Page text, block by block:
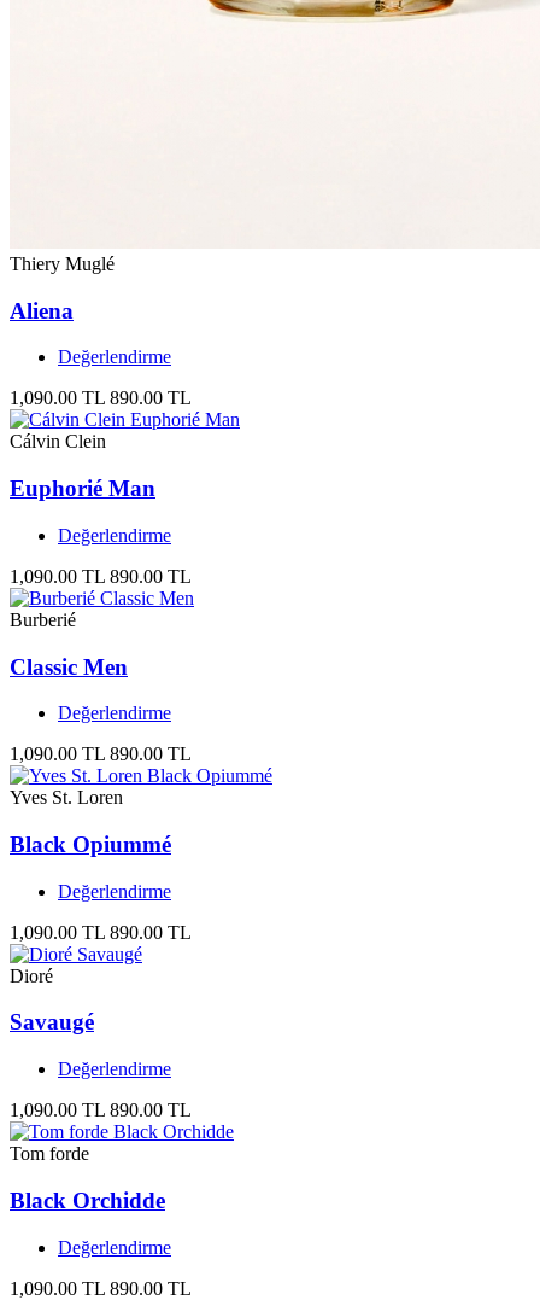
Thiery Muglé
Aliena
Değerlendirme
1,090.00 TL 890.00 TL
Cálvin Clein
Euphorié Man
Değerlendirme
1,090.00 TL 890.00 TL
Burberié
Classic Men
Değerlendirme
1,090.00 TL 890.00 TL
Yves St. Loren
Black Opiummé
Değerlendirme
1,090.00 TL 890.00 TL
Dioré
Savaugé
Değerlendirme
1,090.00 TL 890.00 TL
Tom forde
Black Orchidde
Değerlendirme
1,090.00 TL 890.00 TL